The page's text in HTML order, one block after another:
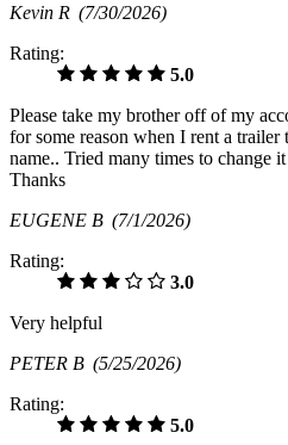
Kevin R (7/30/2026)
Rating:
5.0
Please take my brother off of my
for some reason when I rent a
name.. Tried many times to change
Thanks
EUGENE B (7/1/2026)
Rating:
3.0
Very helpful
PETER B (5/25/2026)
Rating:
5.0